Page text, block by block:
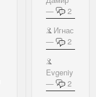
—
2
Игнас
—
2
Evgeniy
—
2